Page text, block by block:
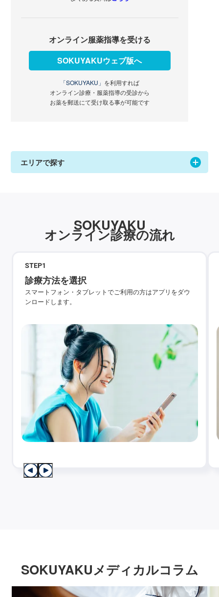
オンライン服薬指導を受ける
SOKUYAKUウェブ版へ
「SOKUYAKU」 を利用すれば
オンライン診療・服薬指導の受診から
お薬を郵送にて受け取る事が可能です
エリアで探す
SOKUYAKU
オンライン診療の流れ
STEP1
診療方法を選択
スマートフォン・タブレットでご利用の方はアプリをダウ
ンロードします。
SOKUYAKUメディカルコラム